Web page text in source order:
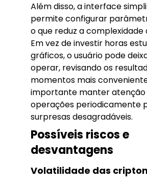
Além disso, a interface
permite configurar
o que reduz a complexidade
Em vez de investir horas
gráficos, o usuário pode
operar, revisando os
momentos mais
importante manter atenção
operações periodicamente
surpresas desagradáveis.
Possíveis riscos e
desvantagens
Volatilidade das